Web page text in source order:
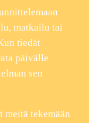
matkailu tai
tiedät
päivälle
sen
meitä tekemään